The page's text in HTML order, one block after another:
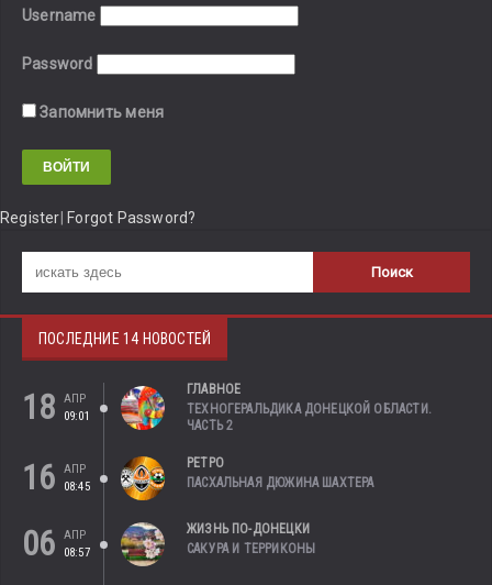
Username
Password
Запомнить меня
Register Forgot Password?
ПОСЛЕДНИЕ 14 НОВОСТЕЙ
18
АПР
09:01
ГЛАВНОЕ
ТЕХНОГЕРАЛЬДИКА ДОНЕЦКОЙ ОБЛАСТИ.
ЧАСТЬ 2
16
АПР
08:45
РЕТРО
ПАСХАЛЬНАЯ ДЮЖИНА ШАХТЕРА
06
АПР
08:57
ЖИЗНЬ ПО-ДОНЕЦКИ
САКУРА И ТЕРРИКОНЫ